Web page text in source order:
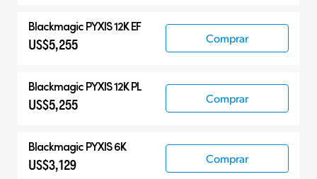
Blackmagic PYXIS 12K EF
US$5,255 Comprar
Blackmagic PYXIS 12K PL
US$5,255 Comprar
Blackmagic PYXIS 6K
US$3,129 Comprar